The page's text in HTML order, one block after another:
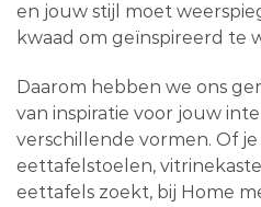
en jouw stijl moet
kwaad om geïnspireerd te
Daarom hebben we ons
van inspiratie voor jouw
verschillende vormen. Of
eettafelstoelen,
eettafels zoekt, bij Home